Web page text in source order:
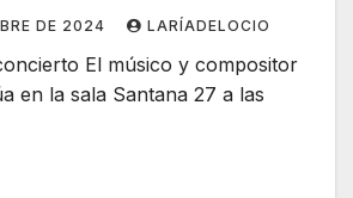
DE 2024 LARÍADELOCIO
El músico y compositor
en la sala Santana 27 a las